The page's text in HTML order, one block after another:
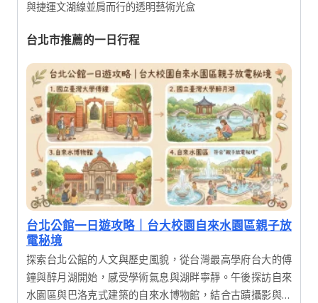
與捷運文湖線並肩而行的透明藝術光盒
台北市推薦的一日行程
台北公館一日遊攻略｜台大校園自來水園區親子放
電秘境
探索台北公館的人文與歷史風貌，從台灣最高學府台大的傅
鐘與醉月湖開始，感受學術氣息與湖畔寧靜。午後探訪自來
水園區與巴洛克式建築的自來水博物館，結合古蹟攝影與生